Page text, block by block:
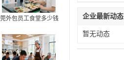
服务团队
外包员工食堂多少钱 企业最新动态
暂无动态